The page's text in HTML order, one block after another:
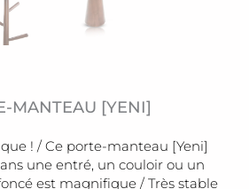
MANTEAU [YENI]
! / Ce porte-manteau [Yeni]
une entré, un couloir ou un
est magnifique / Très stable